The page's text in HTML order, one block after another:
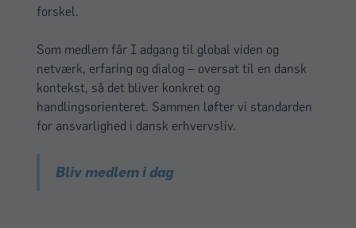
forskel.
Som medlem får I adgang til global viden og
netværk, erfaring og dialog – oversat til en dansk
kontekst, så det bliver konkret og
handlingsorienteret. Sammen løfter vi standarden
for ansvarlighed i dansk erhvervsliv.
Bliv medlem i dag